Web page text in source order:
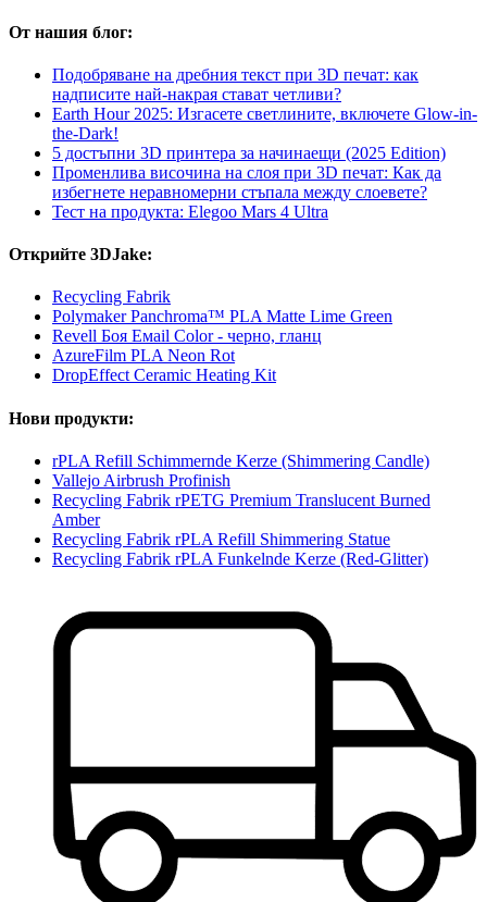
От нашия блог:
Подобряване на дребния текст при 3D печат: как
надписите най-накрая стават четливи?
Earth Hour 2025: Изгасете светлините, включете Glow-in-
the-Dark!
5 достъпни 3D принтера за начинаещи (2025 Edition)
Променлива височина на слоя при 3D печат: Как да
избегнете неравномерни стъпала между слоевете?
Тест на продукта: Elegoo Mars 4 Ultra
Открийте 3DJake:
Recycling Fabrik
Polymaker Panchroma™ PLA Matte Lime Green
Revell Боя Емаil Color - черно, гланц
AzureFilm PLA Neon Rot
DropEffect Ceramic Heating Kit
Нови продукти:
rPLA Refill Schimmernde Kerze (Shimmering Candle)
Vallejo Airbrush Profinish
Recycling Fabrik rPETG Premium Translucent Burned
Amber
Recycling Fabrik rPLA Refill Shimmering Statue
Recycling Fabrik rPLA Funkelnde Kerze (Red-Glitter)